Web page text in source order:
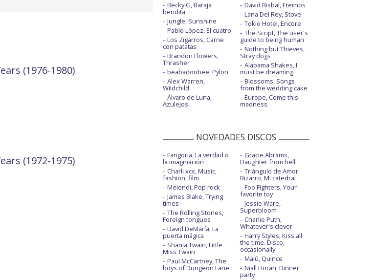
(1976-1980)
(1972-1975)
Becky G, Baraja
bendita
Jungle, Sunshine
Pablo López, El cuatro
Los Zigarros, Carne
con patatas
Brandon Flowers,
Thrasher
beabadoobee, Pylon
Alex Warren,
Wildchild
Álvaro de Luna,
Azulejos
David Bisbal, Eternos
Lana Del Rey, Stove
Tokio Hotel, Encore
The Script, The user's
guide to being human
Nothing but Thieves,
Stray dogs
Alabama Shakes, I
must be dreaming
Blossoms, Songs
from the wedding cake
Europe, Come this
madness
NOVEDADES DISCOS
Fangoria, La verdad o
la imaginación
Charli xcx, Music,
fashion, film
Melendi, Pop rock
James Blake, Trying
times
The Rolling Stones,
Foreign tongues
David DeMaría, La
puerta mágica
Shania Twain, Little
Miss Twain
Paul McCartney, The
boys of Dungeon Lane
Gracie Abrams,
Daughter from hell
Triángulo de Amor
Bizarro, Mi catedral
Foo Fighters, Your
favorite toy
Jessie Ware,
Superbloom
Charlie Puth,
Whatever's clever
Harry Styles, Kiss all
the time. Disco,
occasionally.
Malú, Quince
Niall Horan, Dinner
party